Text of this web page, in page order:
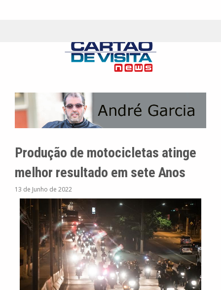
Produção de motocicletas atinge
melhor resultado em sete Anos
13 de Junho de 2022